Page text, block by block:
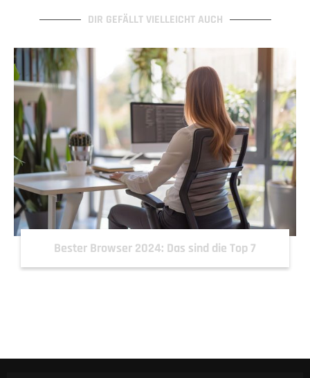
DIR GEFÄLLT VIELLEICHT AUCH
Bester Browser 2024: Das sind die Top 7